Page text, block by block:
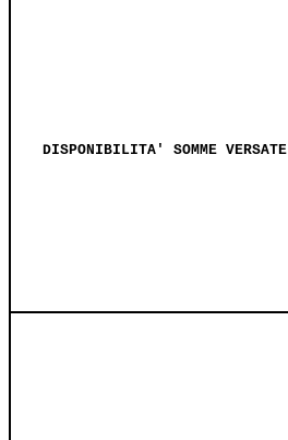
DISPONIBILITA' SOMME VERSATE